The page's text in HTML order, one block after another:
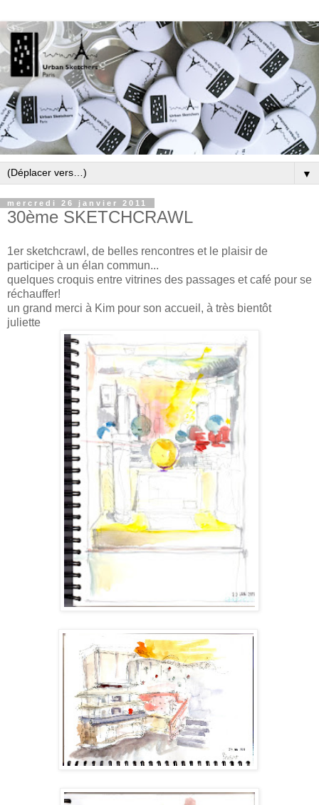
▼
mercredi 26 janvier 2011
30ème SKETCHCRAWL
1er sketchcrawl, de belles rencontres et le plaisir de
participer à un élan commun...
quelques croquis entre vitrines des passages et café pour se
réchauffer!
un grand merci à Kim pour son accueil, à très bientôt
juliette